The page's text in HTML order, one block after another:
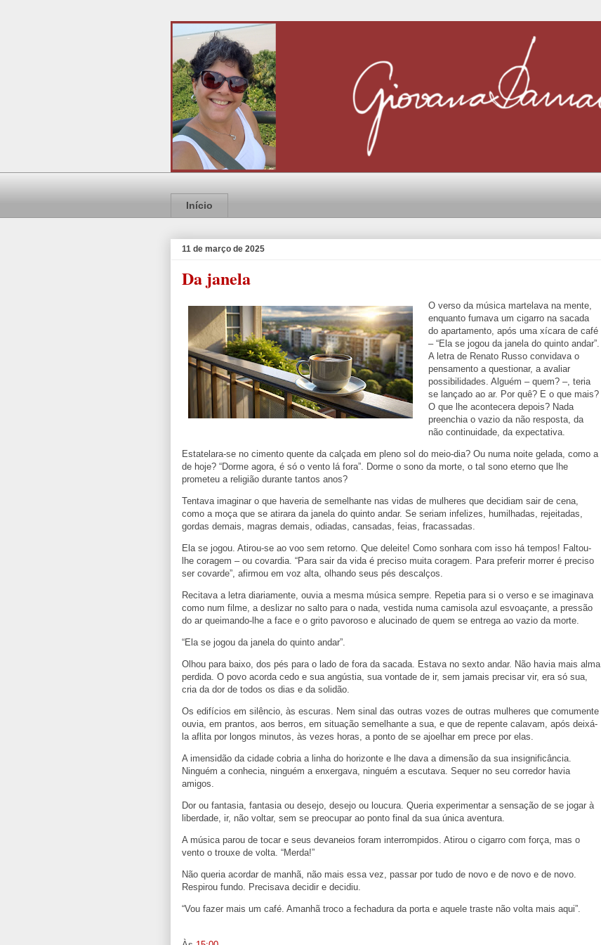
Início
11 de março de 2025
Da janela
O verso da música martelava na mente,
enquanto fumava um cigarro na sacada
do apartamento, após uma xícara de café
– “Ela se jogou da janela do quinto andar”.
A letra de Renato Russo convidava o
pensamento a questionar, a avaliar
possibilidades. Alguém – quem? –, teria
se lançado ao ar. Por quê? E o que mais?
O que lhe acontecera depois? Nada
preenchia o vazio da não resposta, da
não continuidade, da expectativa.
Estatelara-se no cimento quente da calçada em pleno sol do meio-dia? Ou numa noite gelada, como a
de hoje? “Dorme agora, é só o vento lá fora”. Dorme o sono da morte, o tal sono eterno que lhe
prometeu a religião durante tantos anos?
Tentava imaginar o que haveria de semelhante nas vidas de mulheres que decidiam sair de cena,
como a moça que se atirara da janela do quinto andar. Se seriam infelizes, humilhadas, rejeitadas,
gordas demais, magras demais, odiadas, cansadas, feias, fracassadas.
Ela se jogou. Atirou-se ao voo sem retorno. Que deleite! Como sonhara com isso há tempos! Faltou-
lhe coragem – ou covardia. “Para sair da vida é preciso muita coragem. Para preferir morrer é preciso
ser covarde”, afirmou em voz alta, olhando seus pés descalços.
Recitava a letra diariamente, ouvia a mesma música sempre. Repetia para si o verso e se imaginava
como num filme, a deslizar no salto para o nada, vestida numa camisola azul esvoaçante, a pressão
do ar queimando-lhe a face e o grito pavoroso e alucinado de quem se entrega ao vazio da morte.
“Ela se jogou da janela do quinto andar”.
Olhou para baixo, dos pés para o lado de fora da sacada. Estava no sexto andar. Não havia mais alma
perdida. O povo acorda cedo e sua angústia, sua vontade de ir, sem jamais precisar vir, era só sua,
cria da dor de todos os dias e da solidão.
Os edifícios em silêncio, às escuras. Nem sinal das outras vozes de outras mulheres que comumente
ouvia, em prantos, aos berros, em situação semelhante a sua, e que de repente calavam, após deixá-
la aflita por longos minutos, às vezes horas, a ponto de se ajoelhar em prece por elas.
A imensidão da cidade cobria a linha do horizonte e lhe dava a dimensão da sua insignificância.
Ninguém a conhecia, ninguém a enxergava, ninguém a escutava. Sequer no seu corredor havia
amigos.
Dor ou fantasia, fantasia ou desejo, desejo ou loucura. Queria experimentar a sensação de se jogar à
liberdade, ir, não voltar, sem se preocupar ao ponto final da sua única aventura.
A música parou de tocar e seus devaneios foram interrompidos. Atirou o cigarro com força, mas o
vento o trouxe de volta. “Merda!”
Não queria acordar de manhã, não mais essa vez, passar por tudo de novo e de novo e de novo.
Respirou fundo. Precisava decidir e decidiu.
“Vou fazer mais um café. Amanhã troco a fechadura da porta e aquele traste não volta mais aqui”.